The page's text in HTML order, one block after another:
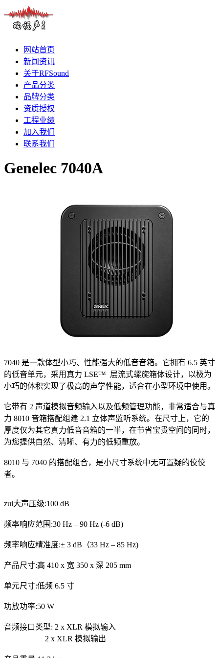
网站首页
新闻资讯
关于RFSound
产品分类
品牌分类
资质授权
工程业绩
加入我们
联系我们
Genelec 7040A
7040 是一款体型小巧、性能强大的低音音箱。它拥有 6.5 英寸
的低音单元，采用真力 LSE™ 层流式螺旋箱体设计，以极为
小巧的体积实现了极高的声学性能，适合在小型环境中使用。
它带有 2 声道模拟音频输入以及低频管理功能，非常适合与真
力 8010 音箱搭配组建 2.1 立体声监听系统。在尺寸上，它的
厚度仅为其它真力低音音箱的一半，在节省宝贵空间的同时，
为您提供自然、清晰、有力的低频重放。
8010 与 7040 的搭配组合，是小尺寸系统中无可置疑的佼佼
者。
zui大声压级:100 dB
频率响应范围:30 Hz – 90 Hz (-6 dB)
频率响应精准度:± 3 dB（33 Hz – 85 Hz)
产品尺寸:高 410 x 宽 350 x 深 205 mm
单元尺寸:低频 6.5 寸
功放功率:50 W
音频接口类型: 2 x XLR 模拟输入
2 x XLR 模拟输出